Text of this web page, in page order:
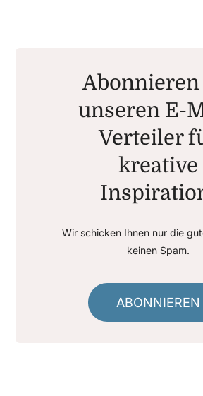
Abonnieren
unseren E-
Verteiler
kreative
Wir schicken Ihnen nur die
keinen Spam.
ABONNIEREN